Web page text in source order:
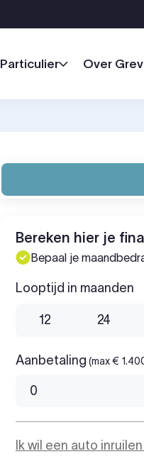
Particulier Over
Bereken hier je
Bepaal je
Looptijd in maanden
12 24
Aanbetaling (max €
Ik wil een auto